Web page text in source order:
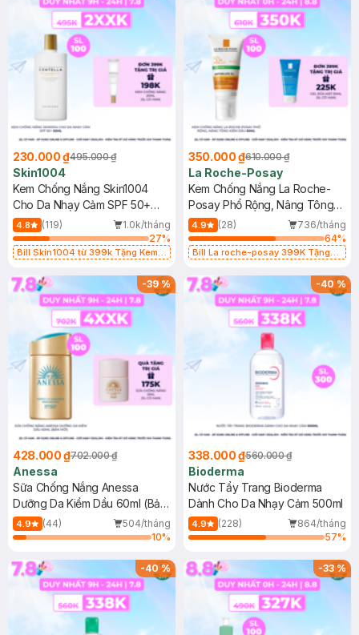
230.000 ₫495.000 ₫
Skin1004
Kem Chống Nắng Skin1004
Cho Da Nhạy Cảm SPF 50+
50ml
4.8 (119)
1.0k/tháng
27%
Bill Skin1004 từ 399k Tặng Kem
SPF 50+ 20ml (SL Có Hạn)
350.000 ₫610.000 ₫
La Roche-Posay
Kem Chống Nắng La Roche-
Posay Phổ Rộng, Nâng Tông
Kiềm Dầu 50ml
4.9 (28)
736/tháng
64%
Bill La roche-posay 399K Tặng
(SL có hạn)
-39%
428.000 ₫702.000 ₫
Anessa
Sữa Chống Nắng Anessa
Dưỡng Da Kiềm Dầu 60ml (Bản
Mới)
4.9 (44)
504/tháng
10%
-40%
338.000 ₫560.000 ₫
Bioderma
Nước Tẩy Trang Bioderma
Dành Cho Da Nhạy Cảm 500ml
4.9 (228)
864/tháng
57%
-40% -33%